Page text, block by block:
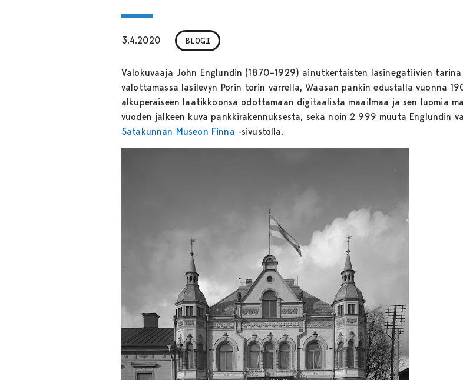
3.4.2020 BLOGI
Valokuvaaja John Englundin (1870–1929) ainutkertaisten lasinegatiivien
valottamassa lasilevyn Porin torin varrella, Waasan pankin edustalla vuonna
alkuperäiseen laatikkoonsa odottamaan digitaalista maailmaa ja sen luomia
vuoden jälkeen kuva pankkirakennuksesta, sekä noin 2 999 muuta Englundin
Satakunnan Museon Finna -sivustolla.